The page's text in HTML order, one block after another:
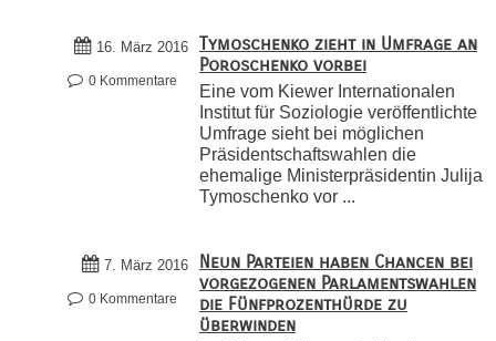
16. März 2016
0 Kommentare
Tymoschenko zieht in Umfrage an
Poroschenko vorbei
Eine vom Kiewer Internationalen
Institut für Soziologie veröffentlichte
Umfrage sieht bei möglichen
Präsidentschaftswahlen die
ehemalige Ministerpräsidentin Julija
Tymoschenko vor ...
7. März 2016
0 Kommentare
Neun Parteien haben Chancen bei
vorgezogenen Parlamentswahlen
die Fünfprozenthürde zu
überwinden